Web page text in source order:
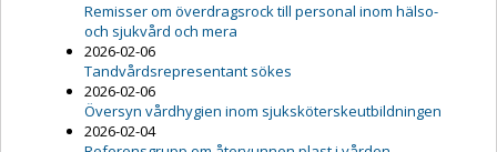
Remisser om överdragsrock till personal inom hälso-
och sjukvård och mera
2026-02-06
Tandvårdsrepresentant sökes
2026-02-06
Översyn vårdhygien inom sjuksköterskeutbildningen
2026-02-04